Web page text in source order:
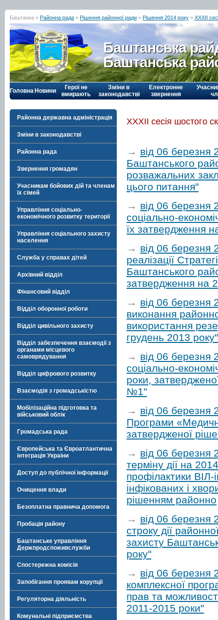
Баштанка » Районна рада » Рішення районної ради » Рішення 2014 року » ХХХІІ
Баштанська
Баштанська
Головна Новини
Герої не
вмирають
Зміни в
законодавстві
Електронне
звернення
Районна державна адміністрація
Зміни в законодавстві
Районна рада
Звернення громадян
Учасникам бойових дій та членам
їх сімей
Управління соціально-
економічного розвитку території
Управління соціального захисту
населення
Служба у справах дітей
Архівний відділ
Фінансовий відділ
Відділ оборонної роботи
Відділ цивільного захисту
Відділ забезпечення взаємодії з
органами місцевого
самоврядування
Відділ цифрового розвитку
Взаємодія з громадськістю
Мобілізаційна підготовка та
військовий облік
Громадська рада
Європейська та Євроатлантична
інтеграція України
Доступ до публічної інформації
Очищення влади
Безоплатна правнича допомога
Пробація району
Баштанське управління
Держпродспоживслужби
Спостережна комісія
Запобігання проявам корупції
Регуляторна діяльність
Комунальні підприємства
ХХХІІ сесія шостого
→ від 06
Баштанського
розважальних
цього питання"
→ від 06 березня
соціально-
їх затвердження
→ від 06
реалізації
Баштанського
затвердження на
→ від 06 березня
виконання
використання
грудень 2013 року"
→ від 06
соціально-
роки,
№1"
→ від 06 березня
Програми
затвердженої
→ від 06
терміну дії на
профілактики ВІЛ-
інфікованих і
рішенням районно
→ від 06
строку дії
захисту
року"
→ від 06 березня
комплексної
прав та
2011-2015 роки"